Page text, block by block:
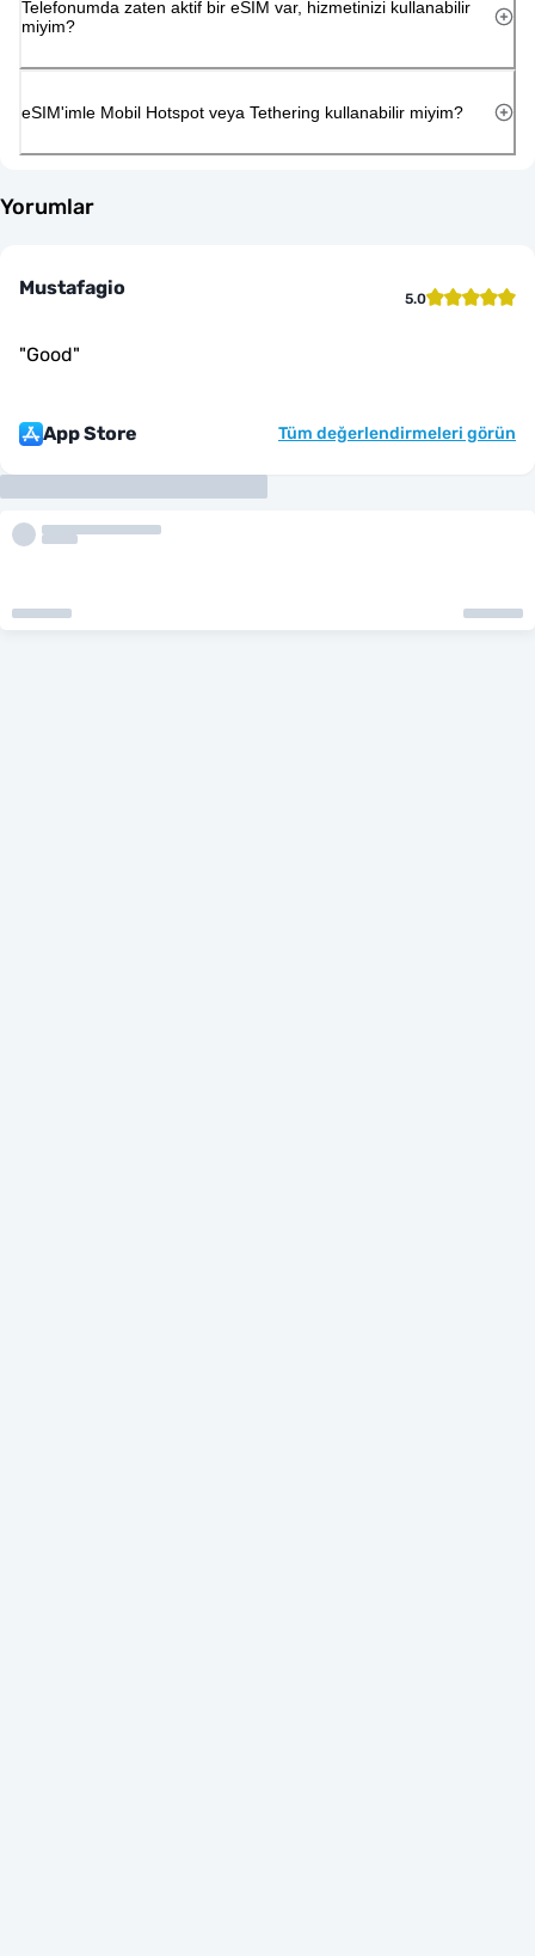
Telefonumda zaten aktif bir eSIM var, hizmetinizi kullanabilir
miyim?
eSIM'imle Mobil Hotspot veya Tethering kullanabilir miyim?
Yorumlar
Mustafagio 5.0
"Good"
App Store Tüm değerlendirmeleri görün